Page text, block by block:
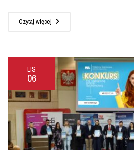
Czytaj więcej
LIS
06